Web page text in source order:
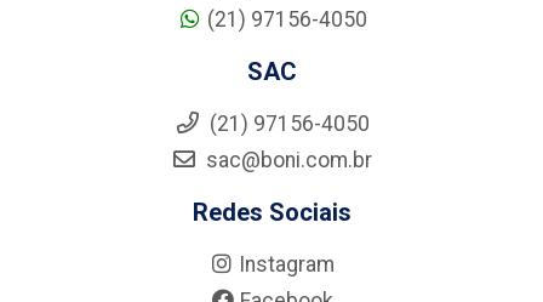
(21) 97156-4050
SAC
(21) 97156-4050
sac@boni.com.br
Redes Sociais
Instagram